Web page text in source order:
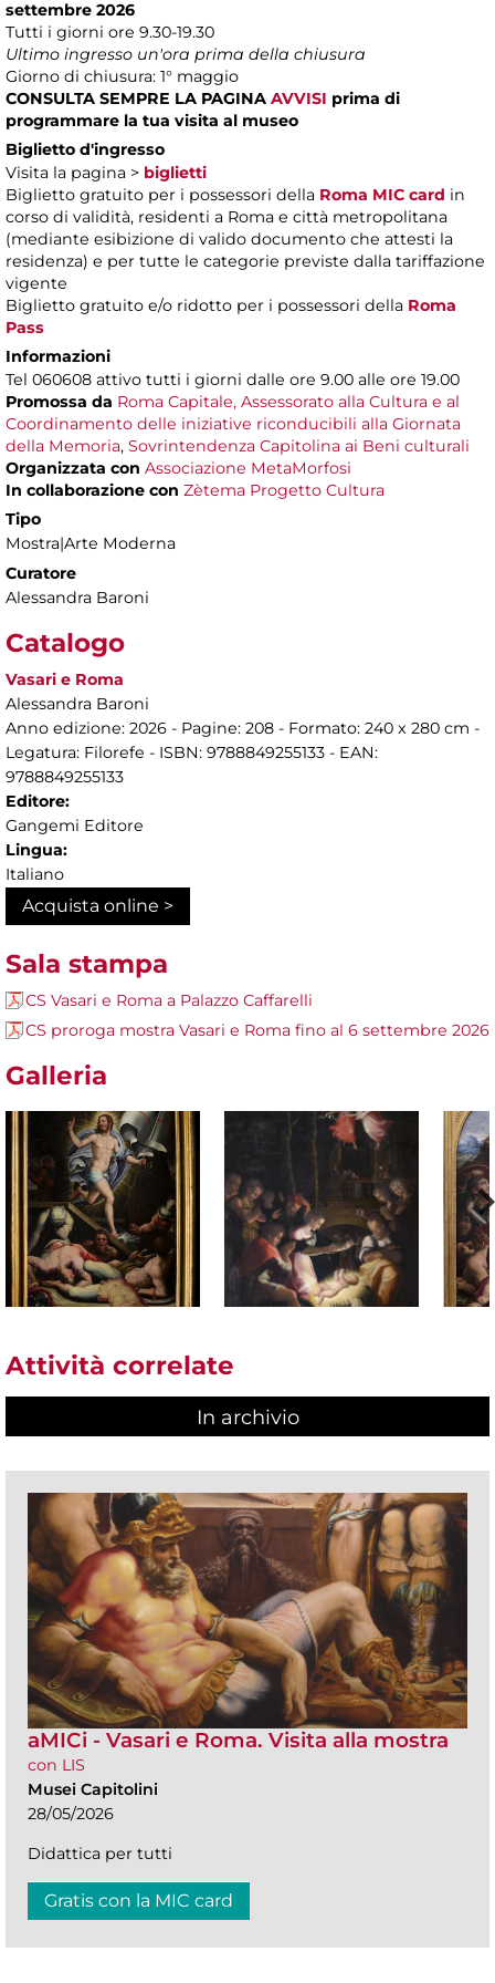
settembre 2026
Tutti i giorni ore 9.30-19.30
Ultimo ingresso un'ora prima della chiusura
Giorno di chiusura: 1° maggio
CONSULTA SEMPRE LA PAGINA AVVISI prima di
programmare la tua visita al museo
Biglietto d'ingresso
Visita la pagina > biglietti
Biglietto gratuito per i possessori della Roma MIC card in
corso di validità, residenti a Roma e città metropolitana
(mediante esibizione di valido documento che attesti la
residenza) e per tutte le categorie previste dalla tariffazione
vigente
Biglietto gratuito e/o ridotto per i possessori della Roma
Pass
Informazioni
Tel 060608 attivo tutti i giorni dalle ore 9.00 alle ore 19.00
Promossa da Roma Capitale, Assessorato alla Cultura e al
Coordinamento delle iniziative riconducibili alla Giornata
della Memoria, Sovrintendenza Capitolina ai Beni culturali
Organizzata con Associazione MetaMorfosi
In collaborazione con Zètema Progetto Cultura
Tipo
Mostra|Arte Moderna
Curatore
Alessandra Baroni
Catalogo
Vasari e Roma
Alessandra Baroni
Anno edizione: 2026 - Pagine: 208 - Formato: 240 x 280 cm -
Legatura: Filorefe - ISBN: 9788849255133 - EAN:
9788849255133
Editore:
Gangemi Editore
Lingua:
Italiano
Acquista online >
Sala stampa
CS Vasari e Roma a Palazzo Caffarelli
CS proroga mostra Vasari e Roma fino al 6 settembre 2026
Galleria
Attività correlate
In archivio
aMICi - Vasari e Roma. Visita alla mostra
con LIS
Musei Capitolini
28/05/2026
Didattica per tutti
Gratis con la MIC card